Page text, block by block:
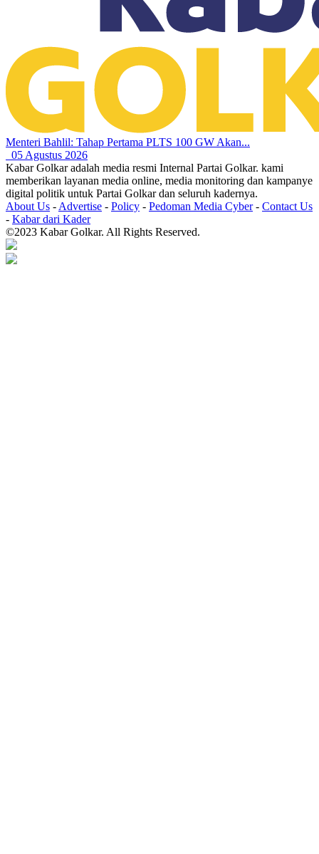
Menteri Bahlil: Tahap Pertama PLTS 100 GW Akan...
05 Agustus 2026
Kabar Golkar adalah media resmi Internal Partai Golkar. kami
memberikan layanan media online, media monitoring dan kampanye
digital politik untuk Partai Golkar dan seluruh kadernya.
About Us - Advertise - Policy - Pedoman Media Cyber- Contact Us
- Kabar dari Kader
©2023 Kabar Golkar. All Rights Reserved.